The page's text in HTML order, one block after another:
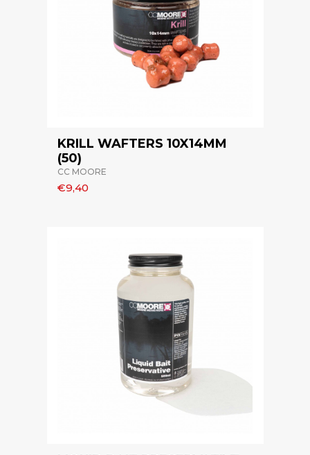
KRILL WAFTERS 10X14MM
(50)
CC MOORE
€9,40